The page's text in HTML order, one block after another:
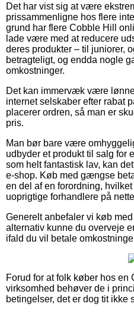
Det har vist sig at være
prissammenligne hos flere
grund har flere Cobble Hill
lade være med at reducere
deres produkter – til juniorer,
betragteligt, og endda nogle
omkostninger.
Det kan immervæk være
internet selskaber efter rabat
placerer ordren, så man er
pris.
Man bør bare være
udbyder et produkt til salg for
som helt fantastisk lav, kan
e-shop. Køb med gængse
en del af en forordning,
uoprigtige forhandlere på
Generelt anbefaler vi køb
alternativ kunne du overveje
ifald du vil betale
Forud for at folk køber hos en
virksomhed behøver de i
betingelser, det er dog tit ikke